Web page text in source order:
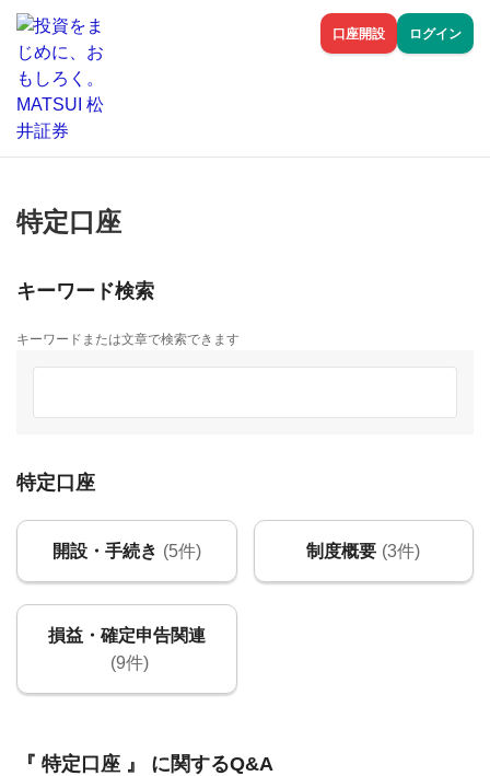
口座開設 ログイン
特定口座
キーワード検索
キーワードまたは文章で検索できます
特定口座
開設・手続き (5件) 制度概要 (3件)
損益・確定申告関連
(9件)
『 特定口座 』 に関するQ&A